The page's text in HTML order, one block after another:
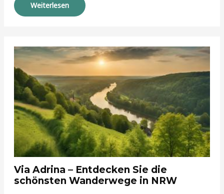
Weiterlesen
Via Adrina – Entdecken Sie die
schönsten Wanderwege in NRW